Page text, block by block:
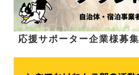
応援サポーター企業様募集